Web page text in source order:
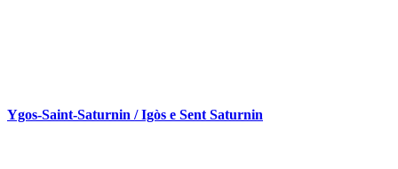
Ygos-Saint-Saturnin / Igòs e Sent Saturnin